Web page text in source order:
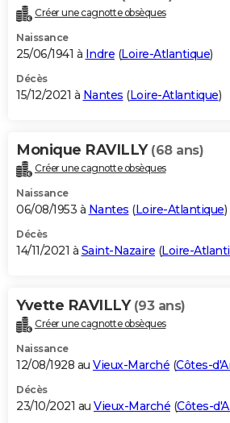
Créer une cagnotte obsèques
Naissance
25/06/1941 à Indre (Loire-Atlantique)
Décès
15/12/2021 à Nantes (Loire-Atlantique)
Monique RAVILLY (68 ans)
Créer une cagnotte obsèques
Naissance
06/08/1953 à Nantes (Loire-Atlantique)
Décès
14/11/2021 à Saint-Nazaire (Loire-
Yvette RAVILLY (93 ans)
Créer une cagnotte obsèques
Naissance
12/08/1928 au Vieux-Marché (Côtes-
Décès
23/10/2021 au Vieux-Marché (Côtes-